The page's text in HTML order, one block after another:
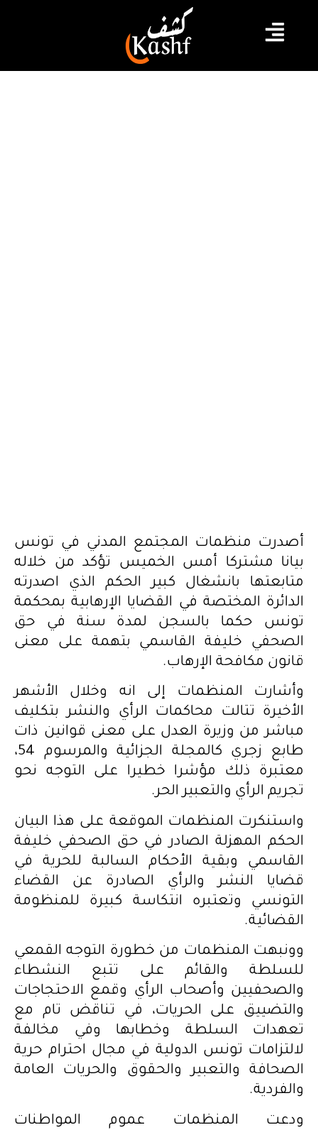
أصدرت منظمات المجتمع المدني في تونس
بيانا مشتركا أمس الخميس تؤكد من خلاله
متابعتها بانشغال كبير الحكم الذي اصدرته
الدائرة المختصة في القضايا الإرهابية بمحكمة
تونس حكما بالسجن لمدة سنة في حق
الصحفي خليفة القاسمي بتهمة على معنى
قانون مكافحة الإرهاب.
وأشارت المنظمات إلى انه وخلال الأشهر
الأخيرة تتالت محاكمات الرأي والنشر بتكليف
مباشر من وزيرة العدل على معنى قوانين ذات
طابع زجري كالمجلة الجزائية والمرسوم 54،
معتبرة ذلك مؤشرا خطيرا على التوجه نحو
تجريم الرأي والتعبير الحر.
واستنكرت المنظمات الموقعة على هذا البيان
الحكم المهزلة الصادر في حق الصحفي خليفة
القاسمي وبقية الأحكام السالبة للحرية في
قضايا النشر والرأي الصادرة عن القضاء
التونسي وتعتبره انتكاسة كبيرة للمنظومة
القضائية.
وونبهت المنظمات من خطورة التوجه القمعي
للسلطة والقائم على تتبع النشطاء
والصحفيين وأصحاب الرأي وقمع الاحتجاجات
والتضييق على الحريات، في تناقض تام مع
تعهدات السلطة وخطابها وفي مخالفة
لالتزامات تونس الدولية في مجال احترام حرية
الصحافة والتعبير والحقوق والحريات العامة
والفردية.
ودعت المنظمات عموم المواطنات